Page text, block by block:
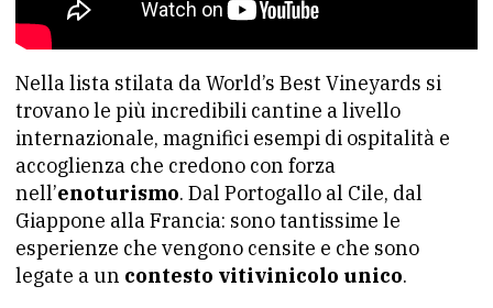
Nella lista stilata da World’s Best Vineyards si
trovano le più incredibili cantine a livello
internazionale, magnifici esempi di ospitalità e
accoglienza che credono con forza
nell’enoturismo. Dal Portogallo al Cile, dal
Giappone alla Francia: sono tantissime le
esperienze che vengono censite e che sono
legate a un contesto vitivinicolo unico.